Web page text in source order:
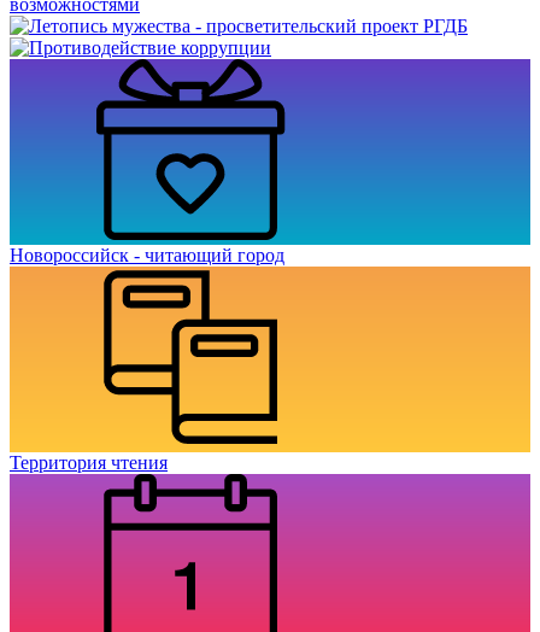
Новороссийск - читающий город
Территория чтения